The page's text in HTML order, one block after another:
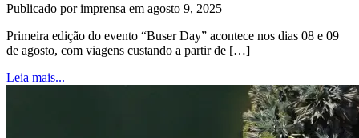
Publicado por imprensa em agosto 9, 2025
Primeira edição do evento “Buser Day” acontece nos dias 08 e 09
de agosto, com viagens custando a partir de […]
Leia mais...